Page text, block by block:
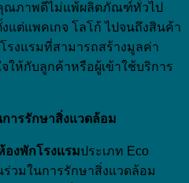
คุณภาพดีไม่แพ้ผลิตภัณฑ์ทั่วไป
แต่แพคเกจ โลโก้ ไปจนถึงสินค้า
รงแรมที่สามารถสร้างมูลค่า
ให้กับลูกค้าหรือผู้เข้าใช้บริการ
ารรักษาสิ่งแวดล้อม
งพักโรงแรมประเภท Eco
ร่วมในการรักษาสิ่งแวดล้อม